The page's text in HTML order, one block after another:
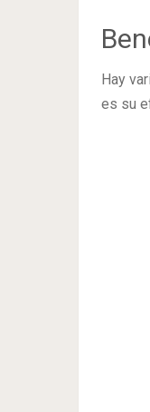
Hay
es su